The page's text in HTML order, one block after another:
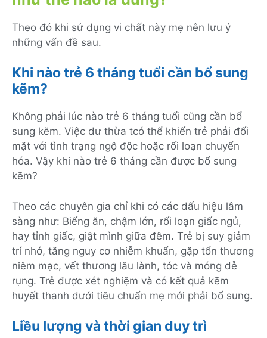
Theo đó khi sử dụng vi chất này mẹ nên lưu ý
những vấn đề sau.
Khi nào trẻ 6 tháng tuổi cần bổ sung
kẽm?
Không phải lúc nào trẻ 6 tháng tuổi cũng cần bổ
sung kẽm. Việc dư thừa tcó thể khiến trẻ phải đối
mặt với tình trạng ngộ độc hoặc rối loạn chuyển
hóa. Vậy khi nào trẻ 6 tháng cần được bổ sung
kẽm?
Theo các chuyên gia chỉ khi có các dấu hiệu lâm
sàng như: Biếng ăn, chậm lớn, rối loạn giấc ngủ,
hay tỉnh giấc, giật mình giữa đêm. Trẻ bị suy giảm
trí nhớ, tăng nguy cơ nhiễm khuẩn, gặp tổn thương
niêm mạc, vết thương lâu lành, tóc và móng dễ
rụng. Trẻ được xét nghiệm và có kết quả kẽm
huyết thanh dưới tiêu chuẩn mẹ mới phải bổ sung.
Liều lượng và thời gian duy trì